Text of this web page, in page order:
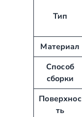
и
б
ы
н
е
н
и
е
Тип
Материал
Способ
сборки
Поверхнос
ть